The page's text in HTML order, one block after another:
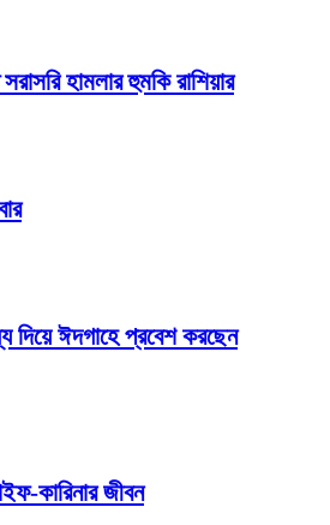
হামলার হুমকি রাশিয়ার
দিয়ে ঈদগাহে প্রবেশ করছেন
কারিনার জীবন